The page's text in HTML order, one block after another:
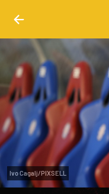
Ivo Cagalj/PIXSELL